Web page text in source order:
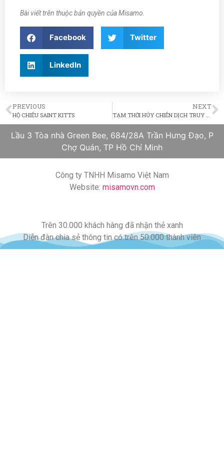
Bài viết trên thuộc bản quyền của Misamo.
Facebook Twitter
LinkedIn
PREVIOUS
HỘ CHIẾU SAINT KITTS
NEXT
Lầu 3 Tòa nhà Green Bee, 684/28A Trần Hưng Đạo, P
Chợ Quán, TP Hồ Chí Minh
Công ty TNHH Misamo Việt Nam
Website: misamovn.com
Trên 30.000 khách hàng đã nhận thẻ xanh
Diễn đàn chia sẻ thông tin có trên 50.000 thành viên